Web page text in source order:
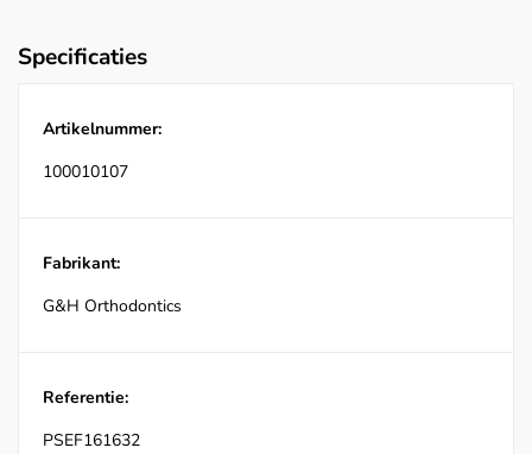
Specificaties
Artikelnummer:
100010107
Fabrikant:
G&H Orthodontics
Referentie:
PSEF161632